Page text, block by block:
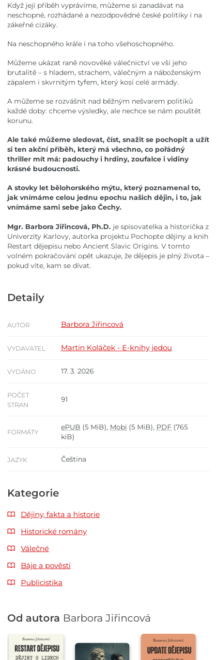
Když její příběh vyprávíme, můžeme si zanadávat na
neschopné, rozhádané a nezodpovědné české politiky i na
zákeřné cizáky.
Na neschopného krále i na toho všehoschopného.
Můžeme ukázat raně novověké válečnictví ve vší jeho
brutalitě – s hladem, strachem, válečným a náboženským
zápalem i skvrnitým tyfem, který kosí celé armády.
A můžeme se rozvášnit nad běžným nešvarem politiků
každé doby: chceme výsledky, ale nechce se nám pouštět
korunu.
Ale také můžeme sledovat, číst, snažit se pochopit a užít
si ten akční příběh, který má všechno, co pořádný
thriller mít má: padouchy i hrdiny, zoufalce i vidiny
krásné budoucnosti.
A stovky let bělohorského mýtu, který poznamenal to,
jak vnímáme celou jednu epochu našich dějin, i to, jak
vnímáme sami sebe jako Čechy.
Mgr. Barbora Jiřincová, Ph.D. je spisovatelka a historička z
Univerzity Karlovy, autorka projektu Pochopte dějiny a knih
Restart dějepisu nebo Ancient Slavic Origins. V tomto
volném pokračování opět ukazuje, že dějepis je plný života –
pokud víte, kam se dívat.
Detaily
AUTOR Barbora Jiřincová
VYDAVATEL Martin Koláček - E-knihy jedou
VYDÁNO 17. 3. 2026
POČET
STRAN
91
FORMÁTY
ePUB (5 MiB), Mobi (5 MiB), PDF (765
kiB)
JAZYK Čeština
Kategorie
Dějiny, fakta a historie
Historické romány
Válečné
Báje a pověsti
Publicistika
Od autora Barbora Jiřincová